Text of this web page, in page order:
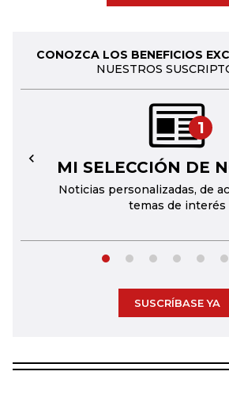
CONOZCA LOS BENEFICIOS
NUESTROS
1
MI SELECCIÓN DE
Noticias personalizadas, de
temas de interés
←
SUSCRÍBASE YA